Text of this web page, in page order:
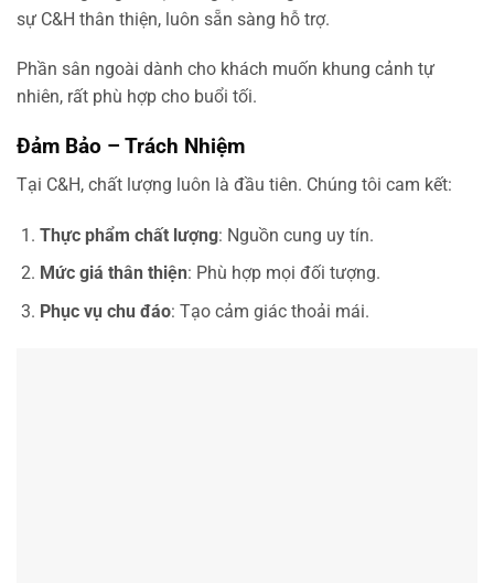
sự C&H thân thiện, luôn sẵn sàng hỗ trợ.
Phần sân ngoài dành cho khách muốn khung cảnh tự
nhiên, rất phù hợp cho buổi tối.
Đảm Bảo – Trách Nhiệm
Tại C&H, chất lượng luôn là đầu tiên. Chúng tôi cam kết:
Thực phẩm chất lượng: Nguồn cung uy tín.
Mức giá thân thiện: Phù hợp mọi đối tượng.
Phục vụ chu đáo: Tạo cảm giác thoải mái.